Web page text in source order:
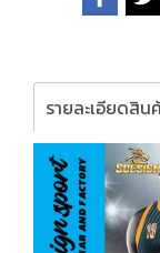
รายละเอียดสิน